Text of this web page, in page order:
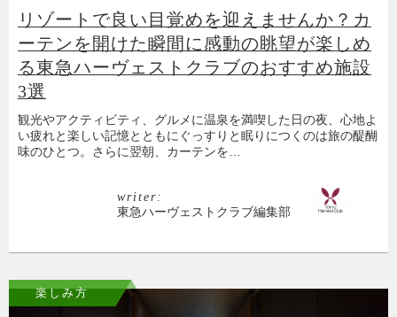
リゾートで良い目覚めを迎えませんか？カ
ーテンを開けた瞬間に感動の眺望が楽しめ
る東急ハーヴェストクラブのおすすめ施設
3選
観光やアクティビティ、グルメに温泉を満喫した日の夜、心地よ
い疲れと楽しい記憶とともにぐっすりと眠りにつくのは旅の醍醐
味のひとつ。さらに翌朝、カーテンを…
writer:
東急ハーヴェストクラブ編集部
楽しみ方